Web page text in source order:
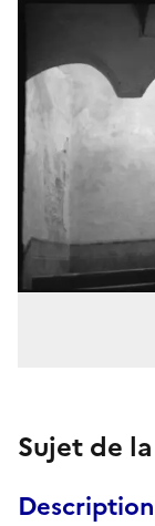
Sujet de
Description